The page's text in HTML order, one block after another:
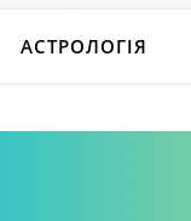
АСТРОЛОГІЯ